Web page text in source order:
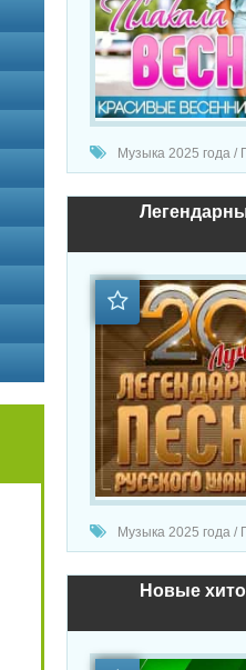
Музыка 2025 года
Музыка 2025 года /
Новые